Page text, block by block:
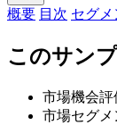
概要 目次 セグメ
このサン
市場機会評
市場セグメ